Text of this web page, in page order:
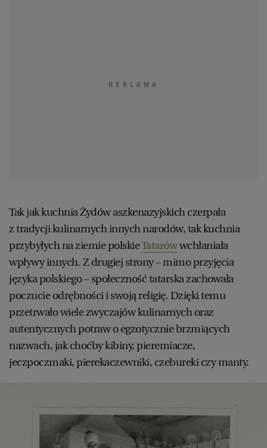
KUCHNIA HISZPAŃSKA
KALISZ
KRAKÓW
LUBLIN
ŁÓDŹ
OLSZTYN
PŁOCK
KSIĄŻKI. MAGAZYN DO CZYTANIA
ARCHIWUM
SPORT.PL
PUBLIO.PL
KULTURALNYSKLEP.PL
DZIECKO
POGODA
Tak jak kuchnia Żydów aszkenazyjskich czerpała
z tradycji kulinarnych innych narodów, tak kuchnia
przybyłych na ziemie polskieTatarówwchłaniała
wpływy innych. Z drugiej strony – mimo przyjęcia
języka polskiego – społeczność tatarska zachowała
poczucie odrębności i swoją religię. Dzięki temu
przetrwało wiele zwyczajów kulinarnych oraz
autentycznych potraw o egzotycznie brzmiących
nazwach, jak choćby kibiny, pieremiacze,
jeczpoczmaki, pierekaczewniki, czebureki czy manty.